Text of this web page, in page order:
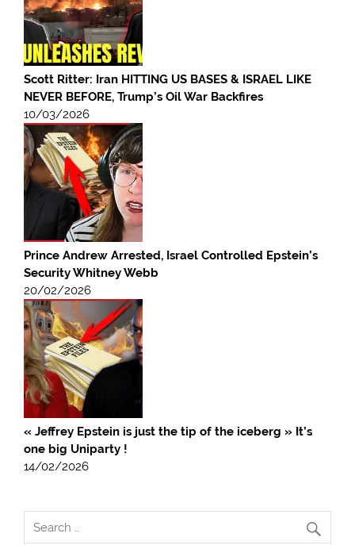
Scott Ritter: Iran HITTING US BASES & ISRAEL LIKE
NEVER BEFORE, Trump’s Oil War Backfires
10/03/2026
Prince Andrew Arrested, Israel Controlled Epstein’s
Security Whitney Webb
20/02/2026
« Jeffrey Epstein is just the tip of the iceberg » It’s
one big Uniparty !
14/02/2026